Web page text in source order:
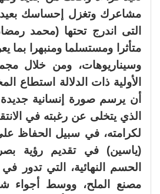
مشاعرك وتغزل إحساسك
التى اندرج تحتها (محمد
متأثرا ومستسلما ومنبهرا بما
وسيناريوهات، ومن خلال
الأولية ذات الدلالة استطاع
أن يرسم صورة إنسانية
الذي يتخلى عن رغبته في
لكرامته، في سبيل الحفاظ
(ياسين) في تقديم رؤية
الحسم النهائية، التي تدور
مصنع الملح، ووسط أجواء